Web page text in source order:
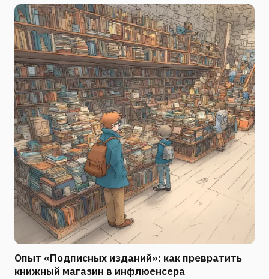
Опыт «Подписных изданий»: как превратить
книжный магазин в инфлюенсера